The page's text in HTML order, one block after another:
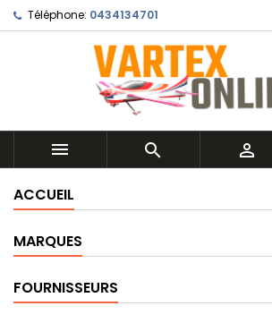
Téléphone: 0434134701
  
ACCUEIL
MARQUES
FOURNISSEURS